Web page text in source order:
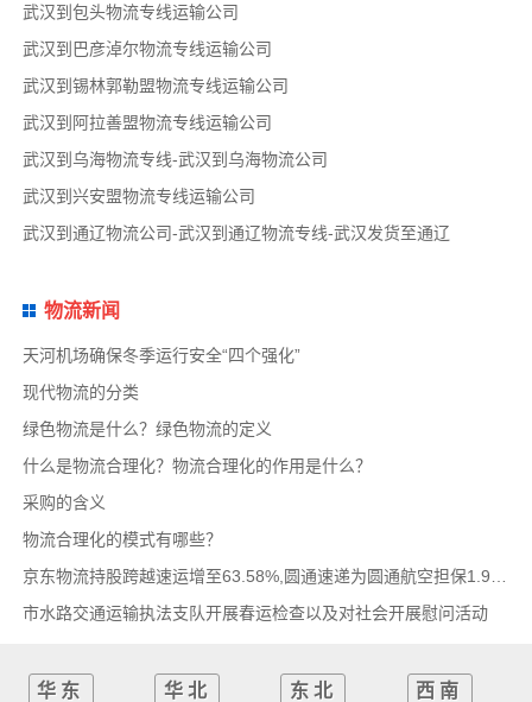
武汉到包头物流专线运输公司
武汉到巴彦淖尔物流专线运输公司
武汉到锡林郭勒盟物流专线运输公司
武汉到阿拉善盟物流专线运输公司
武汉到乌海物流专线-武汉到乌海物流公司
武汉到兴安盟物流专线运输公司
武汉到通辽物流公司-武汉到通辽物流专线-武汉发货至通辽
物流新闻
天河机场确保冬季运行安全“四个强化”
现代物流的分类
绿色物流是什么？绿色物流的定义
什么是物流合理化？物流合理化的作用是什么？
采购的含义
物流合理化的模式有哪些？
市水路交通运输执法支队开展春运检查以及对社会开展慰问活动
华东
华北
东北
西南